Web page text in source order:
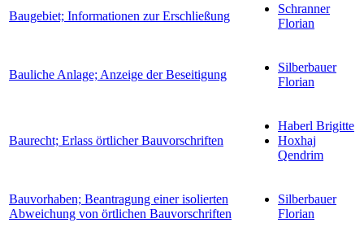
Baugebiet; Informationen zur Erschließung
Schranner
Florian
Bauliche Anlage; Anzeige der Beseitigung
Silberbauer
Florian
Baurecht; Erlass örtlicher Bauvorschriften
Haberl Brigitte
Hoxhaj
Qendrim
Bauvorhaben; Beantragung einer isolierten
Abweichung von örtlichen Bauvorschriften
Silberbauer
Florian